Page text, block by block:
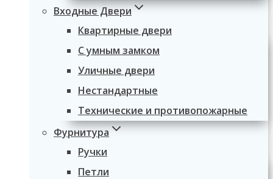
Входные Двери
Квартирные двери
С умным замком
Уличные двери
Нестандартные
Технические и противопожарные
Фурнитура
Ручки
Петли